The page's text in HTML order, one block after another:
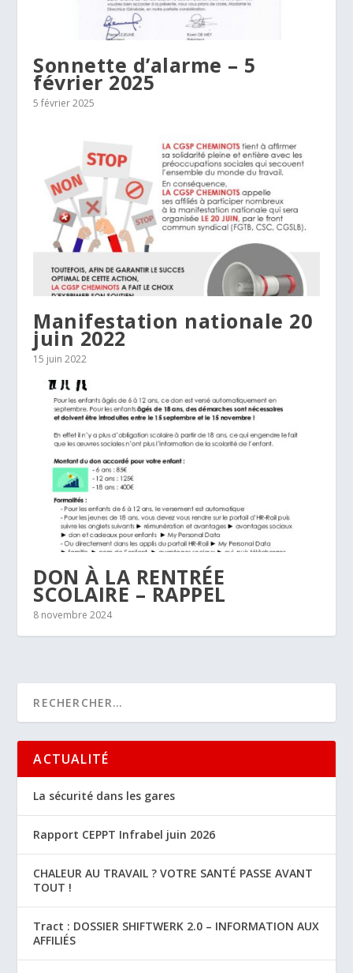
Sonnette d’alarme – 5
février 2025
5 février 2025
Manifestation nationale 20
juin 2022
15 juin 2022
DON À LA RENTRÉE
SCOLAIRE – RAPPEL
8 novembre 2024
ACTUALITÉ
La sécurité dans les gares
Rapport CEPPT Infrabel juin 2026
CHALEUR AU TRAVAIL ? VOTRE SANTÉ PASSE AVANT
TOUT !
Tract : DOSSIER SHIFTWERK 2.0 – INFORMATION AUX
AFFILIÉS